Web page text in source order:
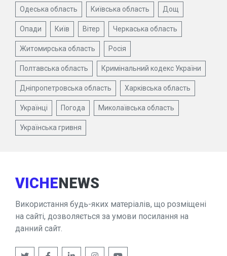
Одеська область Київська область Дощ
Опади Київ Вітер Черкаська область
Житомирська область Росія
Полтавська область Кримінальний кодекс України
Дніпропетровська область Харківська область
Українці Погода Миколаївська область
Українська гривня
VICHENEWS
Використання будь-яких матеріалів, що розміщені
на сайті, дозволяється за умови посилання на
данний сайт.